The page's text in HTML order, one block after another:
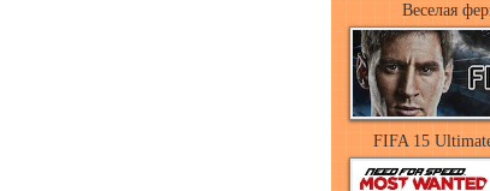
Веселая
FIFA 15